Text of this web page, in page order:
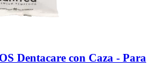
Dentacare con Caza -​ Para